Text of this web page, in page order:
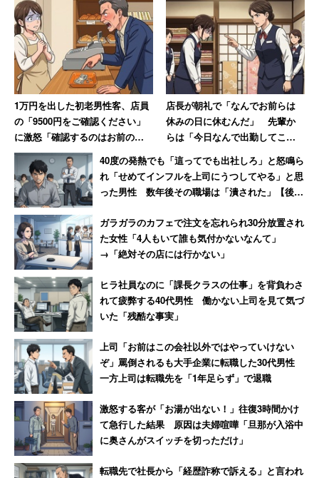
表に基づいたものではありません」
その上で、詳細は現在調査中だとし、「公表すべき事柄が
生じた場合は適時、情報公開いたします」と説明してい
る。
未払いの残業代はどうなってしまうのだろうか。ヤマト運
輸の担当者に確認したところ、現在は「未払いの残業代が
あるかどうかそれぞれの社員について調査をしている段
階」だという。
「未払いの残業代があれば、もちろんお支払いしま
すが、一部の報道にあるように、残業代の支払いを
決定するまでには至っておりません」
なんとも歯切れの悪い回答だ。未払い残業代の有無を調査
しており、未払い分があれば支払うのであれば、報道の通
りでもよさそうなもの。いずれにせよ調査は進んでいると
いうことなので、今後の同社の動向に注視していきたい。
1万円を出した初老男性客、店員
の「9500円をご確認ください」
に激怒「確認するのはお前の仕
事だろ!」→妻には頭が上がらず
大人しくなる
店長が朝礼で「なんでお前らは
休みの日に休むんだ」 先輩か
らは「今日なんで出勤してこな
いの!?」休日なのに言われた女性
【前編】
40度の発熱でも「這ってでも出社しろ」と怒鳴ら
れ「せめてインフルを上司にうつしてやる」と思
った男性 数年後その職場は「潰された」【後
ガラガラのカフェで注文を忘れられ30分放置され
た女性「4人もいて誰も気付かないなんて」
→「絶対その店には行かない」
ヒラ社員なのに「課長クラスの仕事」を背負わさ
れて疲弊する40代男性 働かない上司を見て気づ
いた「残酷な事実」
上司「お前はこの会社以外ではやっていけない
ぞ」罵倒されるも大手企業に転職した30代男性
一方上司は転職先を「1年足らず」で退職
激怒する客が「お湯が出ない！」往復3時間かけ
て急行した結果 原因は夫婦喧嘩「旦那が入浴中
に奥さんがスイッチを切っただけ」
転職先で社長から「経歴詐称で訴える」と言われ